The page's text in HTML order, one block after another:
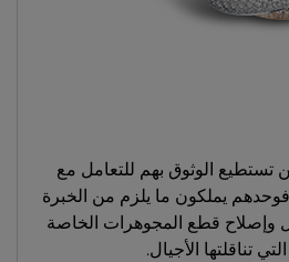
تستطيع الوثوق بهم للتعامل مع
فوحدهم يملكون ما يلزم من الخبرة
وإصلاح قطع المجوهرات الخاصة
تناقلتها الأجيال.